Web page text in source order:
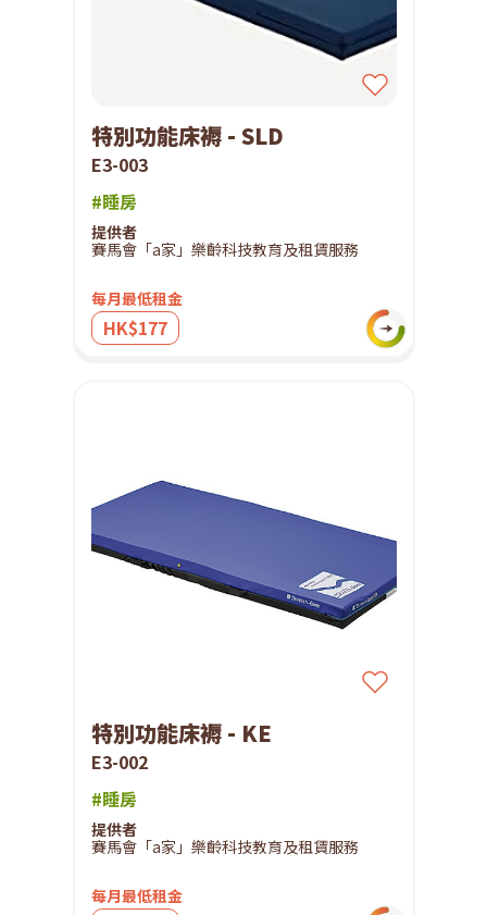
特別功能床褥 - SLD
E3-003
#睡房
提供者
賽馬會「a家」樂齡科技教育及租賃服務
每月最低租金
HK$177
特別功能床褥 - KE
E3-002
#睡房
提供者
賽馬會「a家」樂齡科技教育及租賃服務
每月最低租金